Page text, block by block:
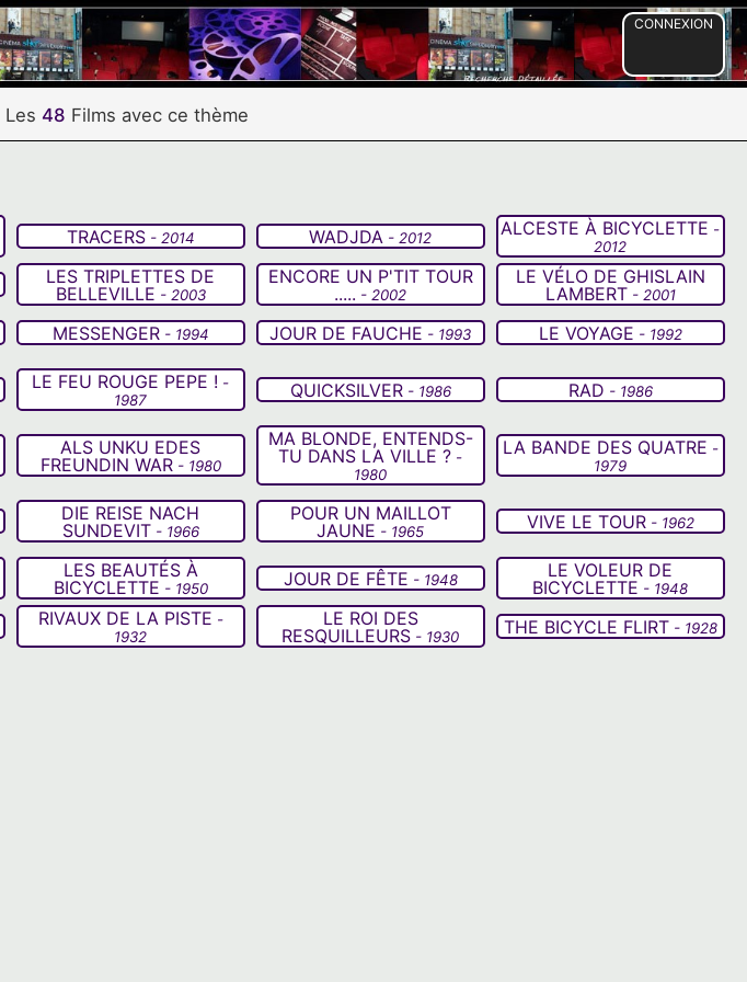
CONNEXION
Les 48 Films avec ce thème
TRACERS- 2014 WADJDA - 2012 ALCESTE À BICYCLETTE -
2012
LES TRIPLETTES DE
BELLEVILLE - 2003
ENCORE UN P'TIT TOUR
..... - 2002
LE VÉLO DE GHISLAIN
LAMBERT- 2001
MESSENGER- 1994 JOUR DE FAUCHE - 1993 LE VOYAGE - 1992
LE FEU ROUGE PEPE ! -
1987
QUICKSILVER- 1986 RAD - 1986
ALS UNKU EDES
FREUNDIN WAR- 1980
MA BLONDE, ENTENDS-
TU DANS LA VILLE ? -
1980
LA BANDE DES QUATRE -
1979
DIE REISE NACH
SUNDEVIT- 1966
POUR UN MAILLOT
JAUNE - 1965 VIVE LE TOUR- 1962
LES BEAUTÉS À
BICYCLETTE - 1950 JOUR DE FÊTE - 1948
LE VOLEUR DE
BICYCLETTE - 1948
RIVAUX DE LA PISTE -
1932
LE ROI DES
RESQUILLEURS - 1930 THE BICYCLE FLIRT- 1928